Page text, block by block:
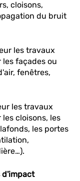
cloisons,
du bruit
les travaux
façades ou
fenêtres,
les travaux
cloisons, les
les portes
d'impact